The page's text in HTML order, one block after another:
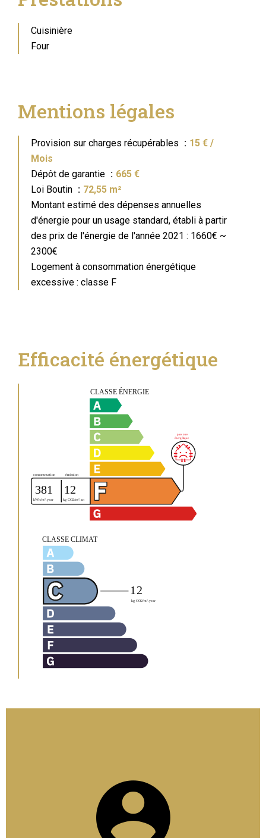
Cuisinière
Four
Mentions légales
Provision sur charges récupérables
15 € /
Mois
Dépôt de garantie
665 €
Loi Boutin
72,55 m²
Montant estimé des dépenses annuelles
d'énergie pour un usage standard, établi à partir
des prix de l'énergie de l'année 2021 : 1660€ ~
2300€
Logement à consommation énergétique
excessive : classe F
Efficacité énergétique